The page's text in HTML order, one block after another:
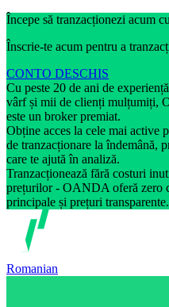
Începe să tranzacționezi acum
Înscrie-te acum pentru a
CONTO DESCHIS
Cu peste 20 de ani de
vârf și mii de clienți mulțumiți,
este un broker premiat.
Obține acces la cele mai active
de tranzacționare la îndemână,
care te ajută în analiză.
Tranzacționează fără costuri
prețurilor - OANDA oferă zero
principale și prețuri transparente.
Romanian